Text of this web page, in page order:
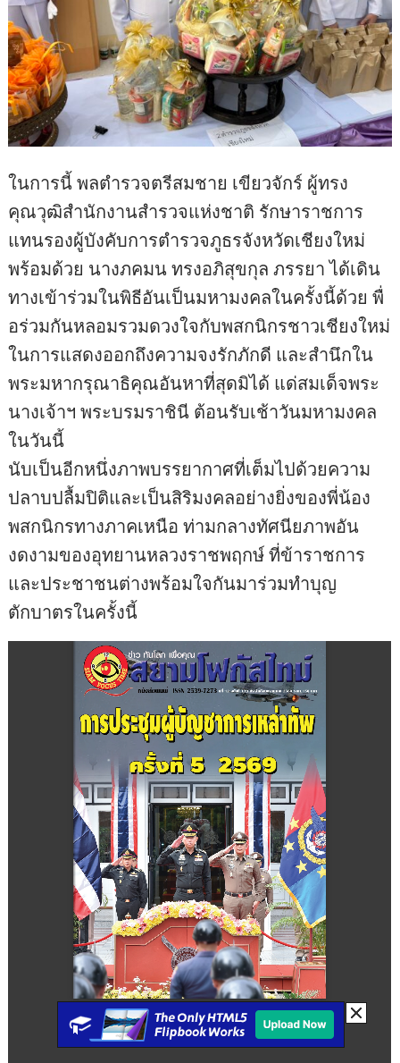
ในการนี้ พลตำรวจตรีสมชาย เขียวจักร์ ผู้ทรง
คุณวุฒิสำนักงานสำรวจแห่งชาติ รักษาราชการ
แทนรองผู้บังคับการตำรวจภูธรจังหวัดเชียงใหม่
พร้อมด้วย นางภคมน ทรงอภิสุขกุล ภรรยา ได้เดิน
ทางเข้าร่วมในพิธีอันเป็นมหามงคลในครั้งนี้ด้วย พื่
อร่วมกันหลอมรวมดวงใจกับพสกนิกรชาวเชียงใหม่
ในการแสดงออกถึงความจงรักภักดี และสำนึกใน
พระมหากรุณาธิคุณอันหาที่สุดมิได้ แด่สมเด็จพระ
นางเจ้าฯ พระบรมราชินี ต้อนรับเช้าวันมหามงคล
ในวันนี้
นับเป็นอีกหนึ่งภาพบรรยากาศที่เต็มไปด้วยความ
ปลาบปลื้มปิติและเป็นสิริมงคลอย่างยิ่งของพี่น้อง
พสกนิกรทางภาคเหนือ ท่ามกลางทัศนียภาพอัน
งดงามของอุทยานหลวงราชพฤกษ์ ที่ข้าราชการ
และประชาชนต่างพร้อมใจกันมาร่วมทำบุญ
ตักบาตรในครั้งนี้